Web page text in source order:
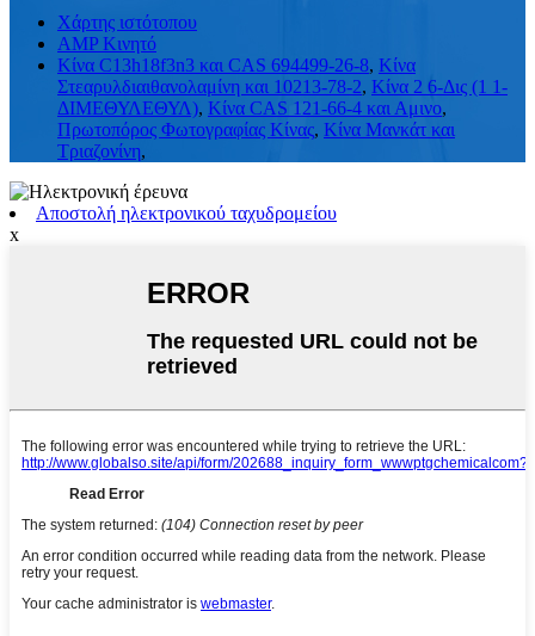
Χάρτης ιστότοπου
AMP Κινητό
Κίνα C13h18f3n3 και CAS 694499-26-8, Κίνα
Στεαρυλδιαιθανολαμίνη και 10213-78-2, Κίνα 2 6-Δις (1 1-
ΔΙΜΕΘΥΛΕΘΥΛ), Κίνα CAS 121-66-4 και Αμινο,
Πρωτοπόρος Φωτογραφίας Κίνας, Κίνα Μανκάτ και
Τριαζονίνη,
Αποστολή ηλεκτρονικού ταχυδρομείου
x